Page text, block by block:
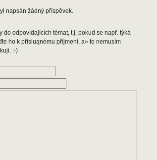
napsán žádný příspěvek.
do odpovídajících témat, t.j. pokud se např. týká
ho k přísluąnému příjmení, a» to nemusím
:-)